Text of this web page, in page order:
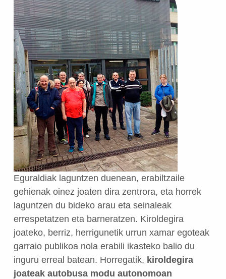
Eguraldiak laguntzen duenean, erabiltzaile
gehienak oinez joaten dira zentrora, eta horrek
laguntzen du bideko arau eta seinaleak
errespetatzen eta barneratzen. Kiroldegira
joateko, berriz, herrigunetik urrun xamar egoteak
garraio publikoa nola erabili ikasteko balio du
inguru erreal batean. Horregatik, kiroldegira
joateak autobusa modu autonomoan